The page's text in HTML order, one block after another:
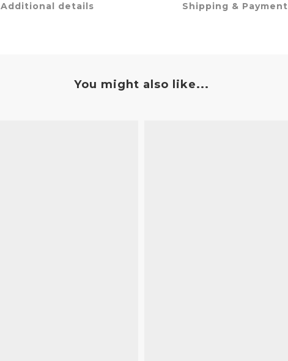
Additional details Shipping & Payment
You might also like...